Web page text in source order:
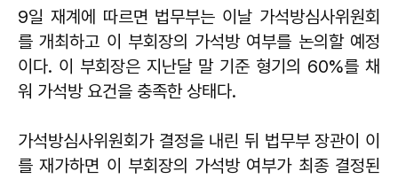
9일 재계에 따르면 법무부는 이날 가석방심사위원회
를 개최하고 이 부회장의 가석방 여부를 논의할 예정
이다. 이 부회장은 지난달 말 기준 형기의 60%를 채
워 가석방 요건을 충족한 상태다.
가석방심사위원회가 결정을 내린 뒤 법무부 장관이 이
를 재가하면 이 부회장의 가석방 여부가 최종 결정된